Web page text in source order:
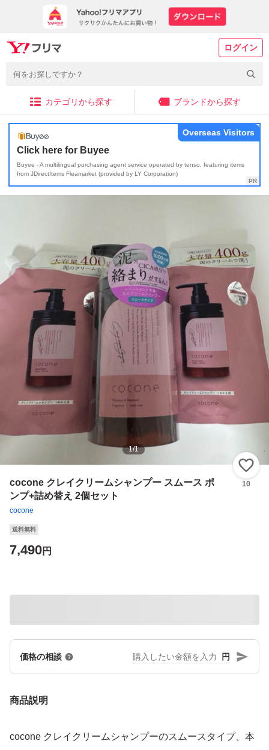
ログイン
カテゴリから探す ブランドから探す
Click here for Buyee
Buyee - A multilingual purchasing agent service operated by tenso, featuring items
from JDirectItems Fleamarket (provided by LY Corporation)
Overseas Visitors
1/1
cocone クレイクリームシャンプー スムース ポ
ンプ+詰め替え 2個セット
cocone
10
送料無料
7,490円
価格の相談 円
商品説明
cocone クレイクリームシャンプーのスムースタイプ、本